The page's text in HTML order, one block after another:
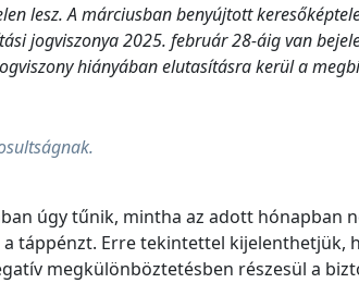
lesz. A márciusban benyújtott
jogviszonya 2025. február 28-áig van
hiányában elutasításra kerül a
úgy tűnik, mintha az adott hónapban
táppénzt. Erre tekintettel kijelenthetjük,
megkülönböztetésben részesül a